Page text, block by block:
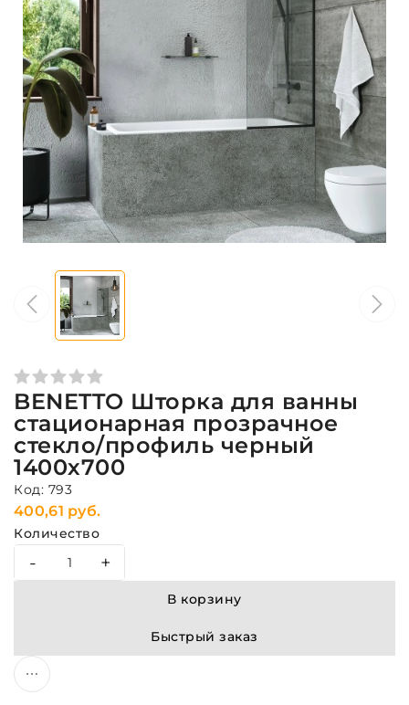
BENETTO Шторка для ванны
стационарная прозрачное
стекло/профиль черный
1400х700
Код: 793
400,61 руб.
Количество
- +
В корзину
Быстрый заказ